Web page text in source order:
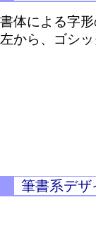
書体による字形
左から、ゴシ
筆書系デザ